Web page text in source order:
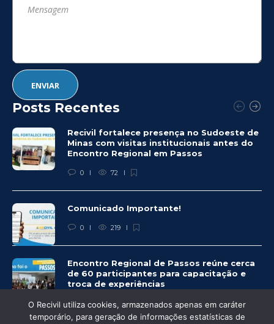
Posts Recentes
Recivil fortalece presença no Sudoeste de
Minas com visitas institucionais antes do
Encontro Regional em Passos
0 72
Comunicado Importante!
0 219
Encontro Regional de Passos reúne cerca
de 60 participantes para capacitação e
troca de experiências
0 237
O Recivil utiliza cookies, armazenados apenas em caráter
temporário, para geração de informações estatísticas de